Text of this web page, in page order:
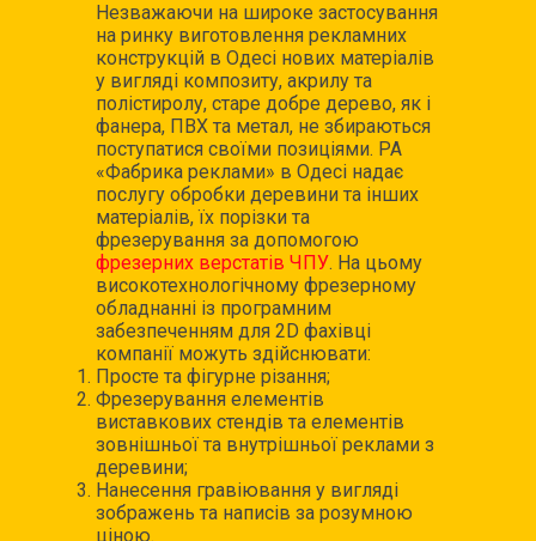
Незважаючи на широке застосування
на ринку виготовлення рекламних
конструкцій в Одесі нових матеріалів
у вигляді композиту, акрилу та
полістиролу, старе добре дерево, як і
фанера, ПВХ та метал, не збираються
поступатися своїми позиціями. РА
«Фабрика реклами» в Одесі надає
послугу обробки деревини та інших
матеріалів, їх порізки та
фрезерування за допомогою
фрезерних верстатів ЧПУ. На цьому
високотехнологічному фрезерному
обладнанні із програмним
забезпеченням для 2D фахівці
компанії можуть здійснювати:
Просте та фігурне різання;
Фрезерування елементів
виставкових стендів та елементів
зовнішньої та внутрішньої реклами з
деревини;
Нанесення гравіювання у вигляді
зображень та написів за розумною
ціною.